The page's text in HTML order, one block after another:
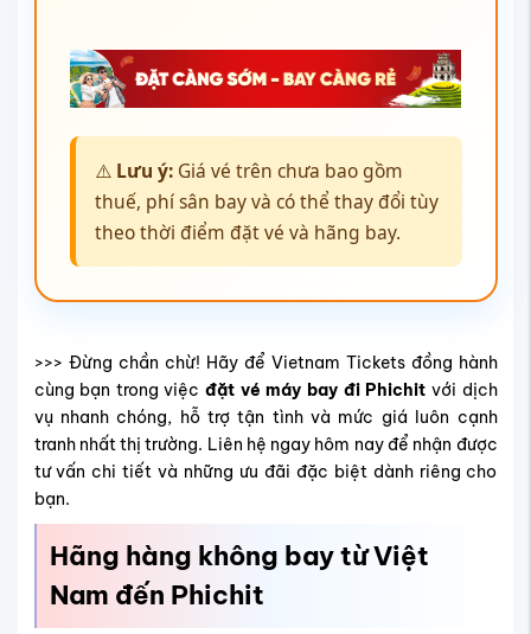
⚠️ Lưu ý:Giá vé trên chưa bao gồm
thuế, phí sân bay và có thể thay đổi tùy
theo thời điểm đặt vé và hãng bay.
>>> Đừng chần chừ! Hãy để Vietnam Tickets đồng hành
cùng bạn trong việcđặt vé máy bay đi Phichit với dịch
vụ nhanh chóng, hỗ trợ tận tình và mức giá luôn cạnh
tranh nhất thị trường. Liên hệ ngay hôm nay để nhận được
tư vấn chi tiết và những ưu đãi đặc biệt dành riêng cho
bạn.
Hãng hàng không bay từ Việt
Nam đến Phichit